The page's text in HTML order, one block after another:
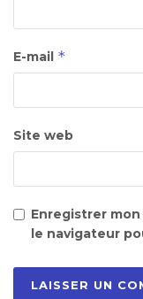
E-mail *
Site web
Enregistrer
le navigateur